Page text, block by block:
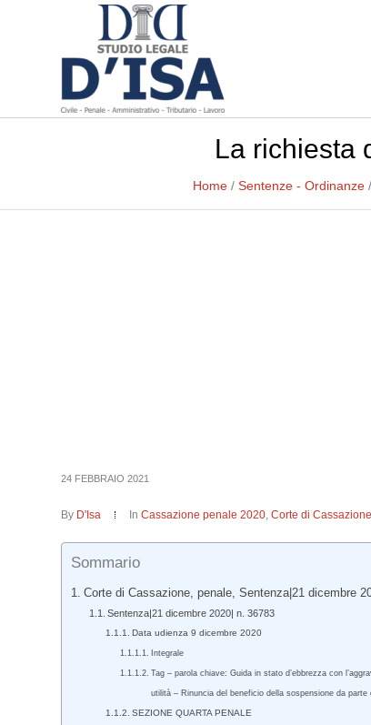
La richiesta
Home / Sentenze - Ordinanze /
24 FEBBRAIO 2021
By D'Isa InCassazione penale 2020,Corte di Cassazione
Sommario
Corte di Cassazione, penale, Sentenza|21 dicembre
Sentenza|21 dicembre 2020| n. 36783
Data udienza 9 dicembre 2020
Integrale
Tag – parola chiave: Guida in stato d’ebbrezza con
utilità – Rinuncia del beneficio della sospensione da parte
SEZIONE QUARTA PENALE